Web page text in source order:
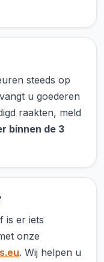
steeds op
u goederen
raakten, meld
binnen de 3
is er iets
onze
. Wij helpen u